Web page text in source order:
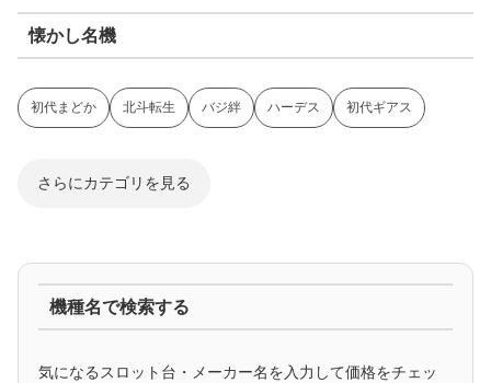
懐かし名機
初代まどか 北斗転生 バジ絆 ハーデス 初代ギアス
さらにカテゴリを見る
マイジャグ ファンキー アイム ゴージャグ ハッピー
機種名で検索する
気になるスロット台・メーカー名を入力して価格をチェッ